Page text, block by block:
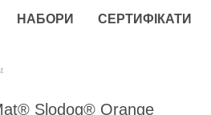
НАБОРИ СЕРТИФІКАТИ
Slodog® Orange